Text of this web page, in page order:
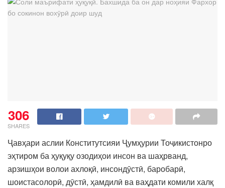
306
SHARES
Ҷавҳари аслии Конститутсияи Ҷумҳурии Тоҷикистонро
эҳтиром ба ҳуқуқу озодиҳои инсон ва шаҳрванд,
арзишҳои волои ахлоқӣ, инсондӯстӣ, баробарӣ,
шоистасолорӣ, дӯстӣ, ҳамдилӣ ва ваҳдати комили халқ